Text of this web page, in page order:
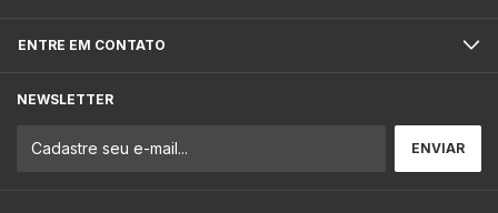
ENTRE EM CONTATO
NEWSLETTER